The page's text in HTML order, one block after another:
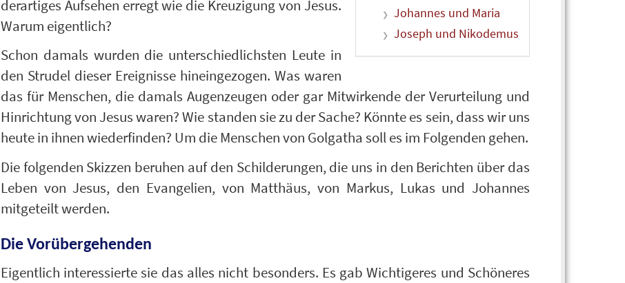
Johannes und Maria
Joseph und Nikodemus
derartiges Aufsehen erregt wie die Kreuzigung von Jesus.
Warum eigentlich?
Schon damals wurden die unterschiedlichsten Leute in
den Strudel dieser Ereignisse hineingezogen. Was waren
das für Menschen, die damals Augenzeugen oder gar Mitwirkende der Verurteilung und
Hinrichtung von Jesus waren? Wie standen sie zu der Sache? Könnte es sein, dass wir uns
heute in ihnen wiederfinden? Um die Menschen von Golgatha soll es im Folgenden gehen.
Die folgenden Skizzen beruhen auf den Schilderungen, die uns in den Berichten über das
Leben von Jesus, den Evangelien, von Matthäus, von Markus, Lukas und Johannes
mitgeteilt werden.
Die Vorübergehenden
Eigentlich interessierte sie das alles nicht besonders. Es gab Wichtigeres und Schöneres